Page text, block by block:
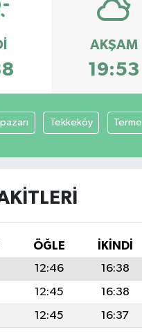
AKŞAM
19:53
Tekkeköy Terme
ÖĞLE İKINDI
12:46 16:38
12:45 16:38
12:45 16:37